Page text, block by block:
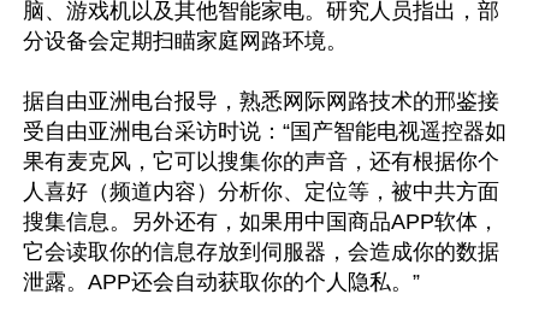
脑、游戏机以及其他智能家电。研究人员指出，部
分设备会定期扫瞄家庭网路环境。
据自由亚洲电台报导，熟悉网际网路技术的邢鉴接
受自由亚洲电台采访时说：“国产智能电视遥控器如
果有麦克风，它可以搜集你的声音，还有根据你个
人喜好（频道内容）分析你、定位等，被中共方面
搜集信息。另外还有，如果用中国商品APP软体，
它会读取你的信息存放到伺服器，会造成你的数据
泄露。APP还会自动获取你的个人隐私。”